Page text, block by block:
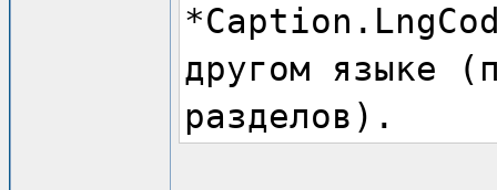
другом языке
разделов).